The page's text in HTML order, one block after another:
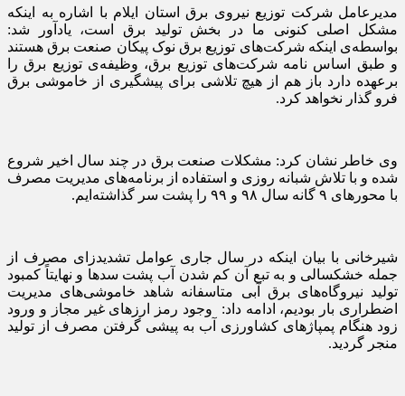
مدیرعامل شرکت توزیع نیروی برق استان ایلام با اشاره به اینکه
مشکل اصلی کنونی ما در بخش تولید برق است، یادآور شد:
بواسطه‌ی اینکه شرکت‌های توزیع برق نوک پیکان صنعت برق هستند
و طبق اساس نامه شرکت‌های توزیع برق، وظیفه‌ی توزیع برق را
برعهده دارد باز هم از هیچ تلاشی برای پیشگیری از خاموشی برق
فرو گذار نخواهد کرد.
وی خاطر نشان کرد: مشکلات صنعت برق در چند سال اخیر شروع
شده و با تلاش شبانه روزی و استفاده از برنامه‌های مدیریت مصرف
با محورهای ۹ گانه سال ۹۸ و ۹۹ را پشت سر گذاشته‌ایم.
شیرخانی با بیان اینکه در سال جاری عوامل تشدیدزای مصرف از
جمله خشکسالی و به تبع آن کم شدن آب پشت سدها و نهایتاً کمبود
تولید نیروگاه‌های برق آبی متاسفانه شاهد خاموشی‌های مدیریت
اضطراری بار بودیم، ادامه داد: وجود رمز ارزهای غیر مجاز و ورود
زود هنگام پمپاژهای کشاورزی آب به پیشی گرفتن مصرف از تولید
منجر گردید.